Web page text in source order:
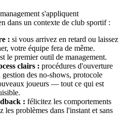
s'appliquent
dans un contexte de club sportif :
: si vous arrivez en retard ou laissez
votre équipe fera de même.
le premier outil de management.
clairs : procédures d'ouverture
gestion des no-shows, protocole
joueurs — tout ce qui est
: félicitez les comportements
les problèmes dans l'instant et sans